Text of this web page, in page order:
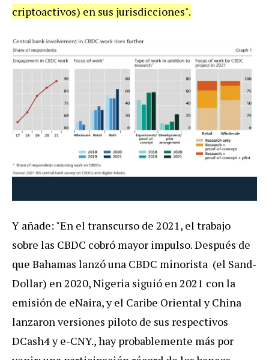
criptoactivos) en sus jurisdicciones".
Y añade: "En el transcurso de 2021, el trabajo
sobre las CBDC cobró mayor impulso. Después de
que Bahamas lanzó una CBDC minorista (el Sand-
Dollar) en 2020, Nigeria siguió en 2021 con la
emisión de eNaira, y el Caribe Oriental y China
lanzaron versiones piloto de sus respectivos
DCash4 y e-CNY., hay probablemente más por